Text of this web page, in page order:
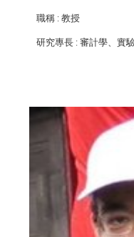
職稱 : 教授
研究專長 : 審計學、實